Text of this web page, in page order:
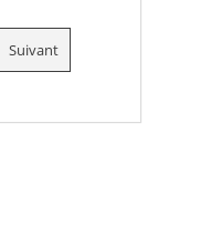
Suivant